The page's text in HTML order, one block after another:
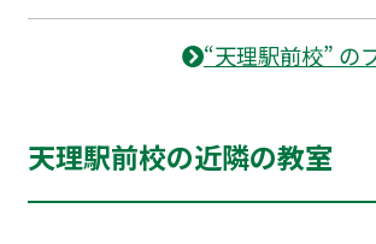
“天理駅前校” の
天理駅前校の近隣の教室